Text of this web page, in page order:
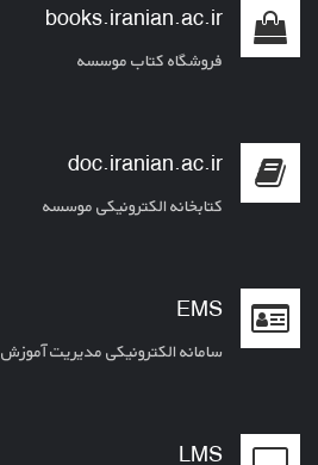
books.iranian.ac.ir
فروشگاه کتاب موسسه
doc.iranian.ac.ir
کتابخانه الکترونیکی موسسه
EMS
سامانه الکترونیکی مدیریت آموزش
LMS